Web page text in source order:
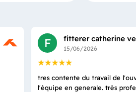
F fitterer catherine
15/06/2026
tres contente du travail de
l'équipe en generale. très